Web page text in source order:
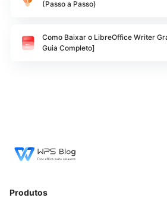
(Passo a Passo)
Como Baixar o LibreOffice Writer
Guia Completo]
Produtos